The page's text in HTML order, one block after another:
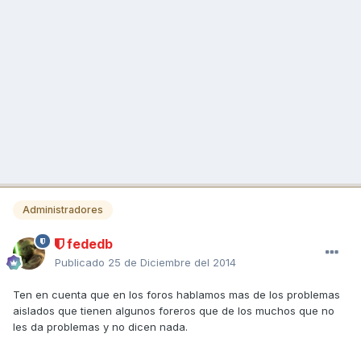
Administradores
fededb
Publicado 25 de Diciembre del 2014
Ten en cuenta que en los foros hablamos mas de los problemas
aislados que tienen algunos foreros que de los muchos que no
les da problemas y no dicen nada.